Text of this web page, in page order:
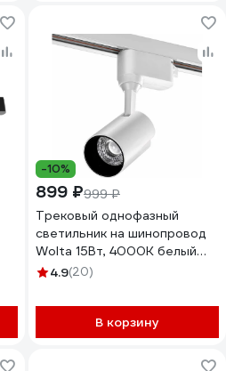
-10%
899 ₽999 ₽
Трековый однофазный
светильник на шинопровод
Wolta 15Вт, 4000К белый
WTL-15W/01W
4.9(20)
В корзину